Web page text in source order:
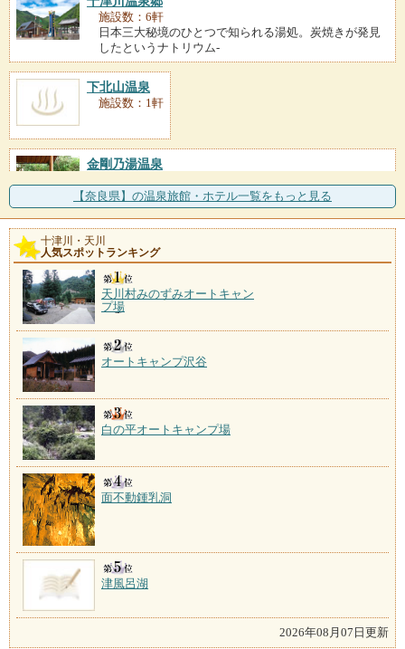
施設数：6軒
日本三大秘境のひとつで知られる湯処。炭焼きが発見
したというナトリウム‐
下北山温泉
施設数：1軒
金剛乃湯温泉
金剛乃湯は、地下1300ｍからくみ上げた天然温泉
100％の温泉です。
湯盛温泉
施設数：1軒
【奈良県】の温泉旅館・ホテル一覧をもっと見る
十津川・天川
人気スポットランキング
天川村みのずみオートキャン
プ場
オートキャンプ沢谷
白の平オートキャンプ場
面不動鍾乳洞
津風呂湖
2026年08月07日更新